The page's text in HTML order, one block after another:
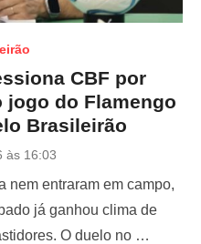
CBF por
jogo do Flamengo
Brasileirão
às 16:03
nem entraram em campo,
já ganhou clima de
O duelo no …